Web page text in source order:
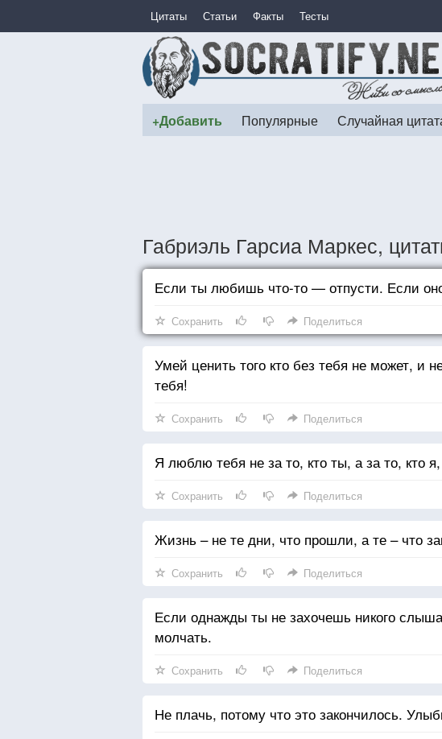
Цитаты Статьи Факты Тесты
+Добавить Популярные Случайная
Габриэль Гарсиа Маркес,
Если ты любишь что-то — отпусти. Если
Сохранить Поделиться
Умей ценить того кто без тебя не может, и
тебя!
Сохранить Поделиться
Я люблю тебя не за то, кто ты, а за то, кто
Сохранить Поделиться
Жизнь – не те дни, что прошли, а те – что
Сохранить Поделиться
Если однажды ты не захочешь никого
молчать.
Сохранить Поделиться
Не плачь, потому что это закончилось.